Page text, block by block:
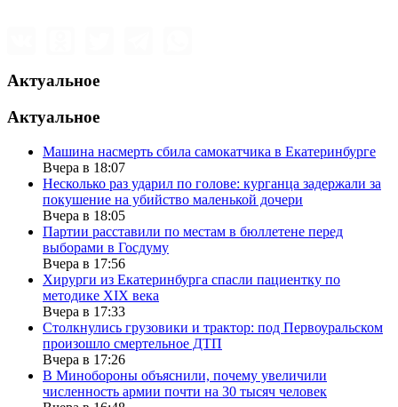
Актуальное
Актуальное
Машина насмерть сбила самокатчика в Екатеринбурге
Вчера в 18:07
Несколько раз ударил по голове: курганца задержали за
покушение на убийство маленькой дочери
Вчера в 18:05
Партии расставили по местам в бюллетене перед
выборами в Госдуму
Вчера в 17:56
Хирурги из Екатеринбурга спасли пациентку по
методике XIX века
Вчера в 17:33
Столкнулись грузовики и трактор: под Первоуральском
произошло смертельное ДТП
Вчера в 17:26
В Минобороны объяснили, почему увеличили
численность армии почти на 30 тысяч человек